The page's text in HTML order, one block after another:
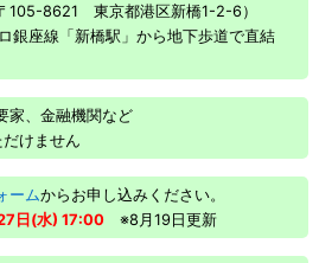
105-8621 東京都港区新橋1-2-6）
銀座線「新橋駅」から地下歩道で直結
家、金融機関など
けません
ームからお申し込みください。
日(水) 17:00※8月19日更新